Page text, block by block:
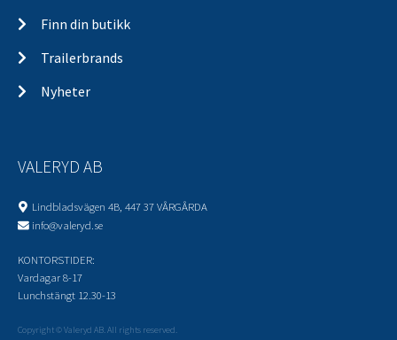
Finn din butikk
Trailerbrands
Nyheter
VALERYD AB
Lindbladsvägen 4B, 447 37 VÅRGÅRDA
info@valeryd.se
KONTORSTIDER:
Vardagar 8-17
Lunchstängt 12.30-13
Copyright © Valeryd AB. All rights reserved.